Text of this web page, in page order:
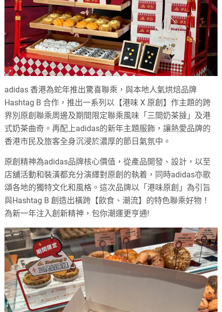
adidas 香港為蛇年推出驚喜聯乘，與本地人氣烘焙品牌
Hashtag B 合作，推出一系列以【港味 X 原創】作主題的跨
界別原創聯乘周邊及期間限定聯乘風味「三間奶茶撻」及港
式奶茶曲奇。再配上adidas的新年主題服飾，讓熱愛品牌的
香港市民及旅客全身沉浸於濃厚的節日氣氛中。
原創精神為adidas品牌核心價值，從產品開發、設計，以至
店舖活動和裝潢都充分演繹對原創的執着，同時adidas亦歌
頌各地的獨特文化和風格。這次品牌以「港味原創」為引旨
與Hashtag B 創造出橫跨【飲食、潮流】的特色聯乘好物！
為新一年注入創新精神，包你潮運更亨通!